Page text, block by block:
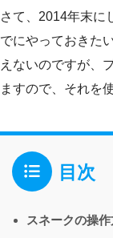
さて、2014年末に
でにやっておきた
えないのですが、
ますので、それを
目次
スネークの操